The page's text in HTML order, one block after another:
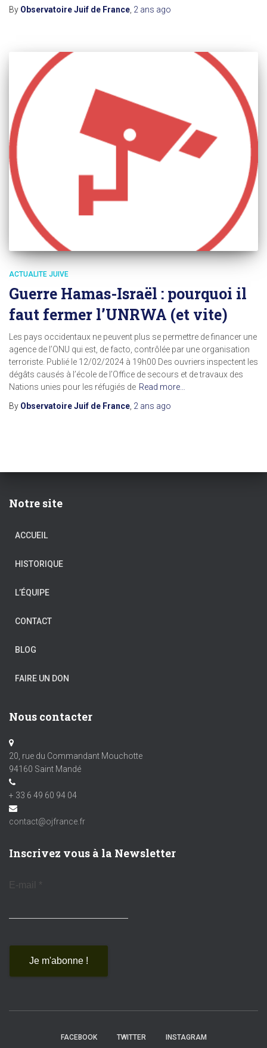
By Observatoire Juif de France 2 ans ago
ACTUALITE JUIVE
Guerre Hamas-Israël : pourquoi il
faut fermer l’UNRWA (et vite)
Les pays occidentaux ne peuvent plus se permettre de financer une
agence de l’ONU qui est, de facto, contrôlée par une organisation
terroriste. Publié le 12/02/2024 à 19h00 Des ouvriers inspectent les
dégâts causés à l’école de l’Office de secours et de travaux des
Nations unies pour les réfugiés de Read more…
By Observatoire Juif de France 2 ans ago
Notre site
ACCUEIL
HISTORIQUE
L’ÉQUIPE
CONTACT
BLOG
FAIRE UN DON
Nous contacter
20, rue du Commandant Mouchotte
94160 Saint Mandé
+ 33 6 49 60 94 04
contact@ojfrance.fr
Inscrivez vous à la Newsletter
E-mail *
FACEBOOK TWITTER INSTAGRAM